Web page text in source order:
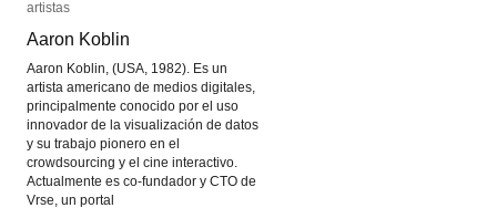
artistas
Aaron Koblin
Aaron Koblin, (USA, 1982). Es un
artista americano de medios digitales,
principalmente conocido por el uso
innovador de la visualización de datos
y su trabajo pionero en el
crowdsourcing y el cine interactivo.
Actualmente es co-fundador y CTO de
Vrse, un portal
artistas
Aaron Koblin